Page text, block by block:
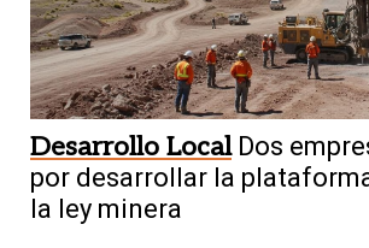
Desarrollo Local Dos
por desarrollar la
la ley minera